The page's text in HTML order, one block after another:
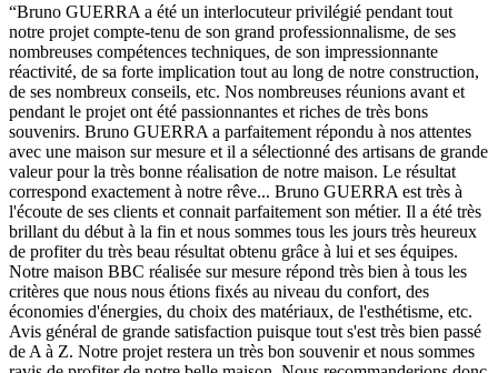
“Bruno GUERRA a été un interlocuteur privilégié pendant tout
notre projet compte-tenu de son grand professionnalisme, de ses
nombreuses compétences techniques, de son impressionnante
réactivité, de sa forte implication tout au long de notre construction,
de ses nombreux conseils, etc. Nos nombreuses réunions avant et
pendant le projet ont été passionnantes et riches de très bons
souvenirs. Bruno GUERRA a parfaitement répondu à nos attentes
avec une maison sur mesure et il a sélectionné des artisans de grande
valeur pour la très bonne réalisation de notre maison. Le résultat
correspond exactement à notre rêve... Bruno GUERRA est très à
l'écoute de ses clients et connait parfaitement son métier. Il a été très
brillant du début à la fin et nous sommes tous les jours très heureux
de profiter du très beau résultat obtenu grâce à lui et ses équipes.
Notre maison BBC réalisée sur mesure répond très bien à tous les
critères que nous nous étions fixés au niveau du confort, des
économies d'énergies, du choix des matériaux, de l'esthétisme, etc.
Avis général de grande satisfaction puisque tout s'est très bien passé
de A à Z. Notre projet restera un très bon souvenir et nous sommes